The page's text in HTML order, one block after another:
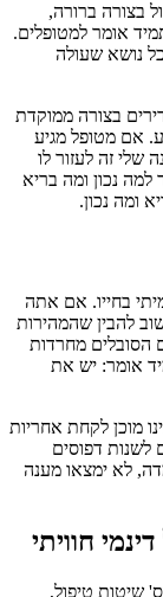
בצורה ברורה,
אומר למטופלים.
נושא שעולה
בצורה ממוקדת
אם מטופל מגיע
שלי זה לעזור לו
נכון ומה בריא
ומה נכון.
בחייו. אם אתה
להבין שהמהירות
הסובלים מחרדות
אומר: יש את
מוכן לקחת אחריות
דפוסים
לא ימצאו מענה
שיטות טיפול,